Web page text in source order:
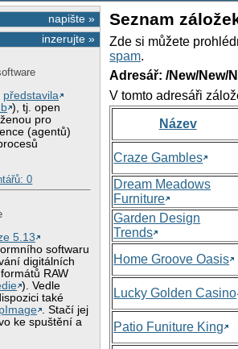
napište »
inzerujte »
představila
), tj. open
pro
(agentů)
0
5.13
softwaru
digitálních
RAW
). Vedle
také
. Stačí jej
ke spuštění a
Seznam
Zde si můžete
spam.
Adresář: /New/New/
V tomto adresáři
Název
Craze Gambles
Dream Meadows
Furniture
Garden Design
Trends
Home Groove Oasis
Lucky Golden Casino
Patio Funiture King